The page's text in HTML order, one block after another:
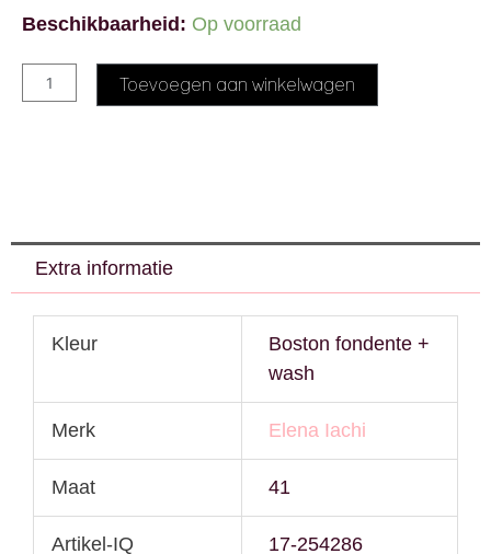
Beschikbaarheid: Op voorraad
Toevoegen aan winkelwagen
Extra informatie
Kleur
Boston fondente +
wash
Merk Elena Iachi
Maat 41
Artikel-IQ 17-254286